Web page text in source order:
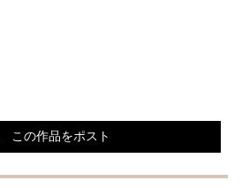
この作品をポスト